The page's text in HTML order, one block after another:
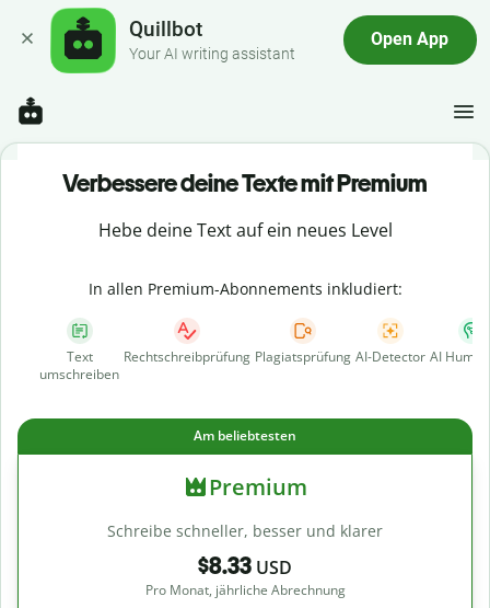
Quillbot
Your AI writing assistant
Open App
Verbessere deine Texte mit Premium
Hebe deine Text auf ein neues Level
In allen Premium-Abonnements inkludiert:
Text
umschreiben
Rechtschreibprüfung Plagiatsprüfung AI-Detector AI
Am beliebtesten
Premium
Schreibe schneller, besser und klarer
$8.33 USD
Pro Monat, jährliche Abrechnung